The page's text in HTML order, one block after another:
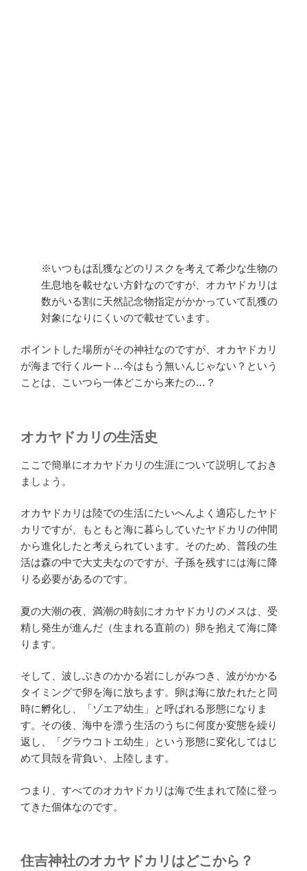
※いつもは乱獲などのリスクを考えて希少な生物の
生息地を載せない方針なのですが、オカヤドカリは
数がいる割に天然記念物指定がかかっていて乱獲の
対象になりにくいので載せています。
ポイントした場所がその神社なのですが、オカヤドカリ
が海まで行くルート…今はもう無いんじゃない？という
ことは、こいつら一体どこから来たの…？
オカヤドカリの生活史
ここで簡単にオカヤドカリの生涯について説明しておき
ましょう。
オカヤドカリは陸での生活にたいへんよく適応したヤド
カリですが、もともと海に暮らしていたヤドカリの仲間
から進化したと考えられています。そのため、普段の生
活は森の中で大丈夫なのですが、子孫を残すには海に降
りる必要があるのです。
夏の大潮の夜、満潮の時刻にオカヤドカリのメスは、受
精し発生が進んだ（生まれる直前の）卵を抱えて海に降
ります。
そして、波しぶきのかかる岩にしがみつき、波がかかる
タイミングで卵を海に放ちます。卵は海に放たれたと同
時に孵化し、「ゾエア幼生」と呼ばれる形態になりま
す。その後、海中を漂う生活のうちに何度か変態を繰り
返し、「グラウコトエ幼生」という形態に変化してはじ
めて貝殻を背負い、上陸します。
つまり、すべてのオカヤドカリは海で生まれて陸に登っ
てきた個体なのです。
住吉神社のオカヤドカリはどこから？